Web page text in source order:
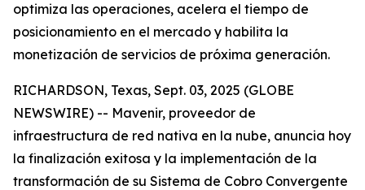
optimiza las operaciones, acelera el tiempo de
posicionamiento en el mercado y habilita la
monetización de servicios de próxima generación.
RICHARDSON, Texas, Sept. 03, 2025 (GLOBE
NEWSWIRE) -- Mavenir, proveedor de
infraestructura de red nativa en la nube, anuncia hoy
la finalización exitosa y la implementación de la
transformación de su Sistema de Cobro Convergente